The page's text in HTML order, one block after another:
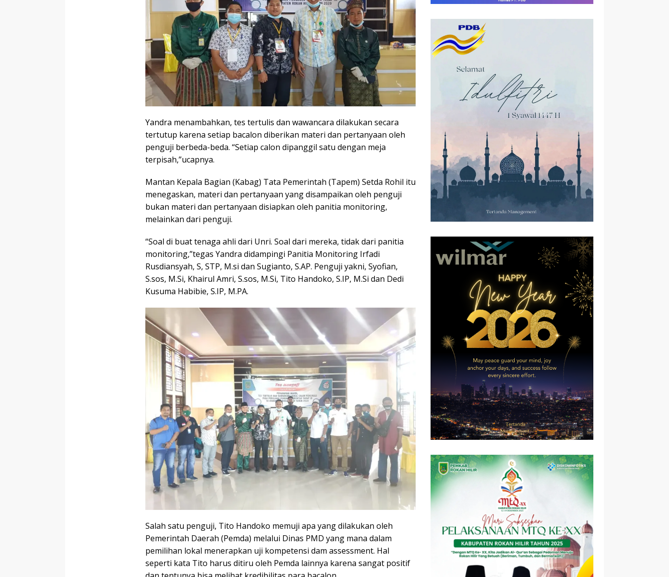
Yandra menambahkan, tes tertulis dan wawancara dilakukan secara
tertutup karena setiap bacalon diberikan materi dan pertanyaan oleh
penguji berbeda-beda. “Setiap calon dipanggil satu dengan meja
terpisah,”ucapnya.
Mantan Kepala Bagian (Kabag) Tata Pemerintah (Tapem) Setda Rohil itu
menegaskan, materi dan pertanyaan yang disampaikan oleh penguji
bukan materi dan pertanyaan disiapkan oleh panitia monitoring,
melainkan dari penguji.
“Soal di buat tenaga ahli dari Unri. Soal dari mereka, tidak dari panitia
monitoring,”tegas Yandra didampingi Panitia Monitoring Irfadi
Rusdiansyah, S, STP, M.si dan Sugianto, S.AP. Penguji yakni, Syofian,
S.sos, M.Si, Khairul Amri, S.sos, M.Si, Tito Handoko, S.IP, M.Si dan Dedi
Kusuma Habibie, S.IP, M.PA.
Salah satu penguji, Tito Handoko memuji apa yang dilakukan oleh
Pemerintah Daerah (Pemda) melalui Dinas PMD yang mana dalam
pemilihan lokal menerapkan uji kompetensi dam assessment. Hal
seperti kata Tito harus ditiru oleh Pemda lainnya karena sangat positif